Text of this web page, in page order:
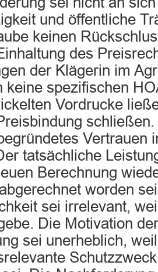
und öffentliche
keinen
des
der Klägerin im
keine spezifischen
Vordrucke
Vertrauen
tatsächliche
Berechnung
worden
sei irrelevant,
Die Motivation
sei unerheblich,